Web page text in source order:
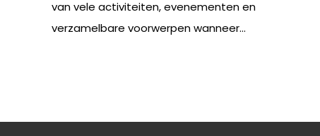
van vele activiteiten, evenementen en
verzamelbare voorwerpen wanneer...